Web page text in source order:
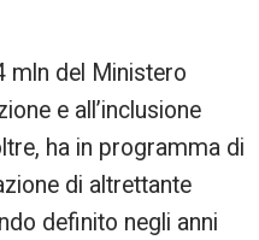
mln del Ministero
e all’inclusione
ha in programma di
di altrettante
definito negli anni